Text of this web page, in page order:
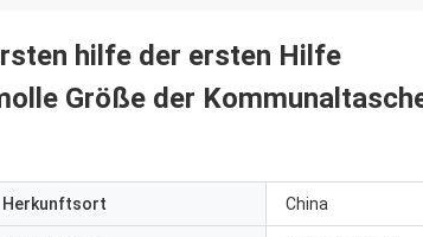
hilfe der ersten Hilfe
Größe der
Herkunftsort China